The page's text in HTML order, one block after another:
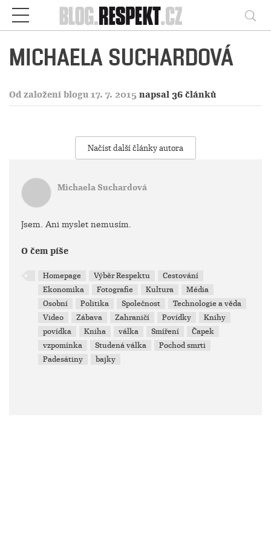
Respekt
MICHAELA SUCHARDOVÁ
Od založení blogu 17. 7. 2015 napsal 36 článků
Načíst další články autora
Michaela Suchardová
Jsem. Ani myslet nemusím.
O čem píše
Homepage Výběr Respektu
Cestování
Ekonomika
Fotografie Kultura
Média
Osobní
Politika Společnost
Technologie a věda
Video
Zábava Zahraničí Povídky
Knihy
povídka
Kniha válka Smíření
Čapek
vzpomínka
Studená válka
Pochod smrti
Padesátiny
bajky